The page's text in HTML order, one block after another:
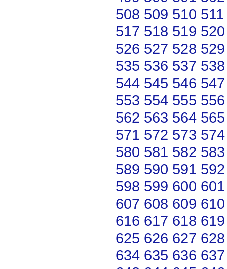
508 509 510 511
517 518 519 520
526 527 528 529
535 536 537 538
544 545 546 547
553 554 555 556
562 563 564 565
571 572 573 574
580 581 582 583
589 590 591 592
598 599 600 601
607 608 609 610
616 617 618 619
625 626 627 628
634 635 636 637